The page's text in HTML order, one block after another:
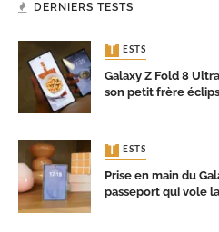
DERNIERS TESTS
TESTS
Galaxy Z Fold 8
son petit frère
TESTS
Prise en main du
passeport qui vole